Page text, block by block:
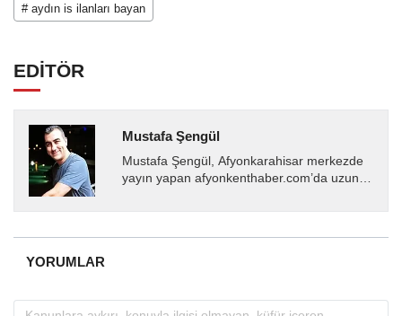
# aydın is ilanları bayan
EDİTÖR
Mustafa Şengül
Mustafa Şengül, Afyonkarahisar merkezde
yayın yapan afyonkenthaber.com’da uzun
almakta, haber akışı...
YORUMLAR